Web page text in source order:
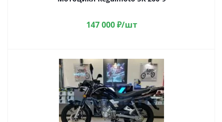
147 000₽/шт